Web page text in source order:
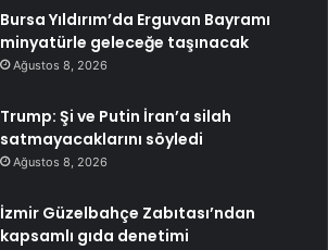
Bursa Yıldırım’da Erguvan Bayramı
minyatürle geleceğe taşınacak
Ağustos 8, 2026
Trump: Şi ve Putin İran’a silah
satmayacaklarını söyledi
Ağustos 8, 2026
İzmir Güzelbahçe Zabıtası’ndan
kapsamlı gıda denetimi